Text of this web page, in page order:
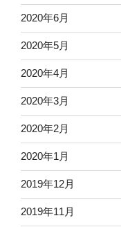
2020年6月
2020年5月
2020年4月
2020年3月
2020年2月
2020年1月
2019年12月
2019年11月